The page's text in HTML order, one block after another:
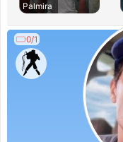
Palmira
0/1